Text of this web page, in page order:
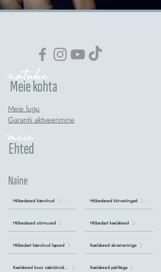
Meie kohta
natuke
Meie lugu
Garantii aktiveerimine
meie
Ehted
Naine
Hõbedased käevõrud
Hõbedased sõrmused
Hõbedast käevõrud lapsed
Kaelakeed koos vääriskividega
Hõbedased kõrvarõngad
Hõbedast kaelakeed
Kaelakeed akvamariiniga
Kaelakeed pärlitega